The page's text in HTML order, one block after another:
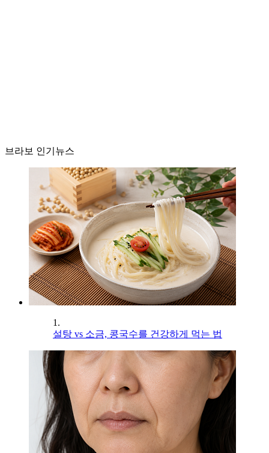
브라보 인기뉴스
1.
설탕 vs 소금, 콩국수를 건강하게 먹는 법